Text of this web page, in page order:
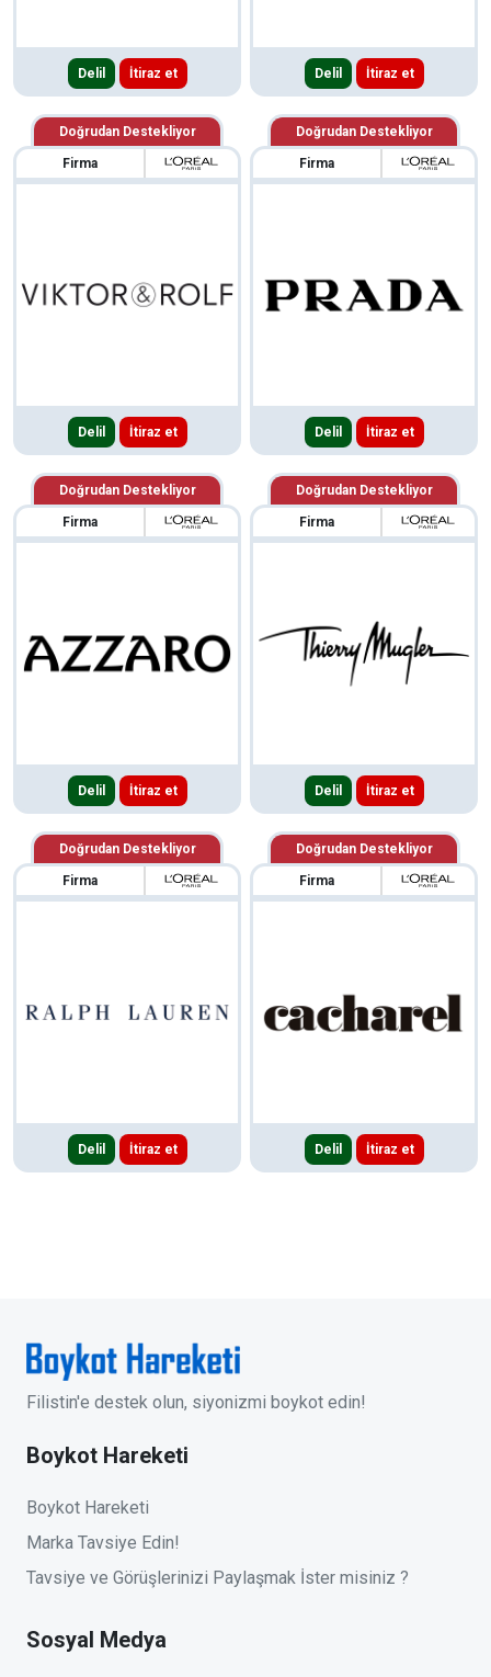
Delil İtiraz et Delil İtiraz et
Doğrudan Destekliyor
Firma
Delil İtiraz et
Doğrudan Destekliyor
Firma
Delil İtiraz et
Doğrudan Destekliyor
Firma
Delil İtiraz et
Doğrudan Destekliyor
Firma
Delil İtiraz et
Doğrudan Destekliyor
Firma
Delil İtiraz et
Doğrudan Destekliyor
Firma
Delil İtiraz et
Filistin'e destek olun, siyonizmi boykot edin!
Boykot Hareketi
Boykot Hareketi
Marka Tavsiye Edin!
Tavsiye ve Görüşlerinizi Paylaşmak İster misiniz ?
Sosyal Medya